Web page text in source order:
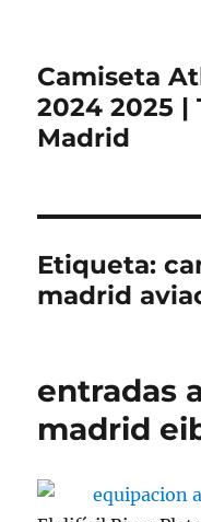
Camiseta
2024 2025
Madrid
Etiqueta:
madrid
entradas
madrid